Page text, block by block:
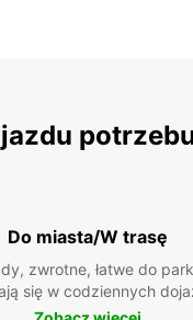
Do miasta/W trasę
zwrotne, łatwe do
się w codziennych